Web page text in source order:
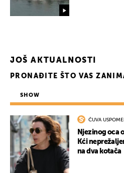
JOŠ AKTUALNOSTI
PRONAĐITE ŠTO VAS
SHOW
ČUVA
Njezinog oca
Kći
na dva kotača